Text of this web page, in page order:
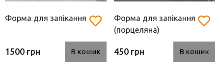
Форма для запікання
1500 грн В кошик
Форма для запікання
(порцеляна)
450 грн В кошик